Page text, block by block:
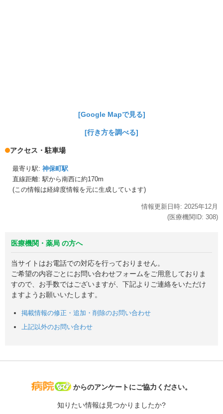
[Google Mapで見る]
[行き方を調べる]
アクセス・駐車場
最寄り駅: 神保町駅
直線距離: 駅から南西に約170m
(この情報は経緯度情報を元に生成しています)
情報更新日時: 2025年12月
(医療機関ID: 308)
医療機関・薬局 の方へ
当サイトはお電話での対応を行っておりません。
ご希望の内容ごとにお問い合わせフォームをご用意しておりま
すので、お手数ではございますが、下記よりご連絡をいただけ
ますようお願いいたします。
掲載情報の修正・追加・削除のお問い合わせ
上記以外のお問い合わせ
病院なび
からのアンケートにご協力ください。
知りたい情報は見つかりましたか?